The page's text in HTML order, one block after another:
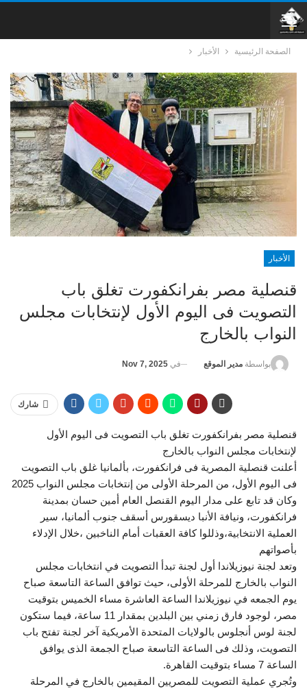
الصفحة الرئيسية الأخبار
الأخبار
قنصلية مصر بفرانكفورت تغلق باب
التصويت فى اليوم الأول لإنتخابات مجلس
النواب بالخارج
بواسطة مدير الموقع في Nov 7, 2025
شارك
قنصلية مصر بفرانكفورت تغلق باب التصويت فى اليوم الأول
لإنتخابات مجلس النواب بالخارج
أعلنت قنصلية المصرية فى فرانكفورت، بألمانيا غلق باب التصويت
فى اليوم الأول، من المرحلة الأولى من إنتخابات مجلس النواب 2025
وكان قد تابع على مدار اليوم القنصل العام أمين حسان بمدينة
فرانكفورت، ونيافة الأنبا ديسقورس أسقف جنوب ألمانيا، سير
العملية الانتخابية،وذللوا كافة العقبات أمام الناخبين ،خلال الإدلاء
بأصواتهم
وتعد لجنة نيوزيلاندا أول لجنة تبدأ التصويت في انتخابات مجلس
النواب بالخارج للمرحلة الأولى، حيث توافق الساعة التاسعة صباح
يوم الجمعه في نيوزيلاندا الساعة العاشرة مساء الخميس بتوقيت
مصر، لوجود فارق زمني بين البلدين بمقدار 11 ساعة، فيما ستكون
لجنة لوس أنجلوس بالولايات المتحدة الأمريكية آخر لجنة تفتح باب
التصويت، وذلك فى الساعة التاسعة صباح الجمعة الذى يوافق
الساعة 7 مساء بتوقيت القاهرة.
وتُجري عملية التصويت للمصريين المقيمين بالخارج في المرحلة